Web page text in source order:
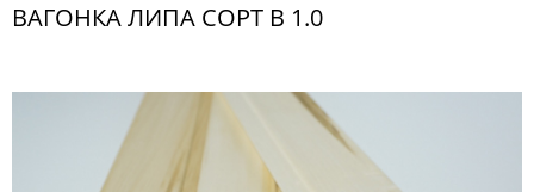
ВАГОНКА ЛИПА СОРТ В 1.0